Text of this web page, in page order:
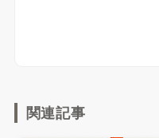
関連記事